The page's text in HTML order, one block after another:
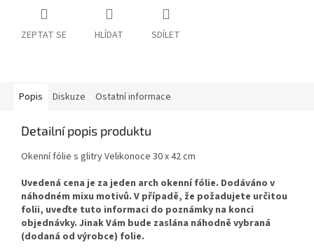
ZEPTAT SE HLÍDAT SDÍLET
Popis Diskuze Ostatní informace
Detailní popis produktu
Okenní fólie s glitry Velikonoce 30 x 42 cm
Uvedená cena je za jeden arch okenní fólie. Dodáváno v
náhodném mixu motivů. V případě, že požadujete určitou
folii, uveďte tuto informaci do poznámky na konci
objednávky. Jinak Vám bude zaslána náhodně vybraná
(dodaná od výrobce) folie.